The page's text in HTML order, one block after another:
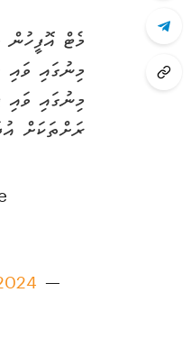
މިނުގައި
ރަށްތަކަށް
— Maldives Meteorology (@MetMaldives)